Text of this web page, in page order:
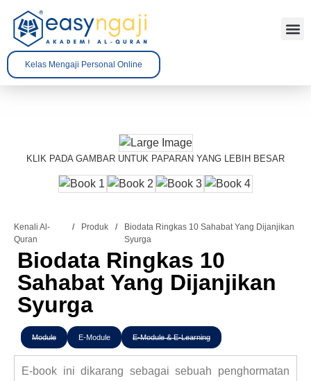
Kelas Mengaji Personal Online
KLIK PADA GAMBAR UNTUK PAPARAN YANG LEBIH BESAR
Kenali Al-
Quran
/ Produk /
Biodata Ringkas 10 Sahabat Yang Dijanjikan
Syurga
Biodata Ringkas 10
Sahabat Yang Dijanjikan
Syurga
Module E-Module E-Module & E-Learning
E-book ini dikarang sebagai sebuah penghormatan